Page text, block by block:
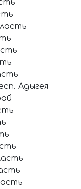
Адыгея